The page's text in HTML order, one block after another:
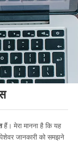
हैं। मेरा मानना है कि यह
जानकारी को समझने